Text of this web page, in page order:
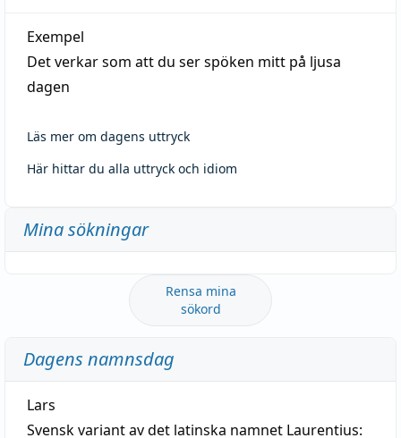
Exempel
Det verkar som att du ser spöken mitt på ljusa
dagen
Läs mer om dagens uttryck
Här hittar du alla uttryck och idiom
Mina sökningar
Rensa mina
sökord
Dagens namnsdag
Lars
Svensk variant av det latinska namnet Laurentius: